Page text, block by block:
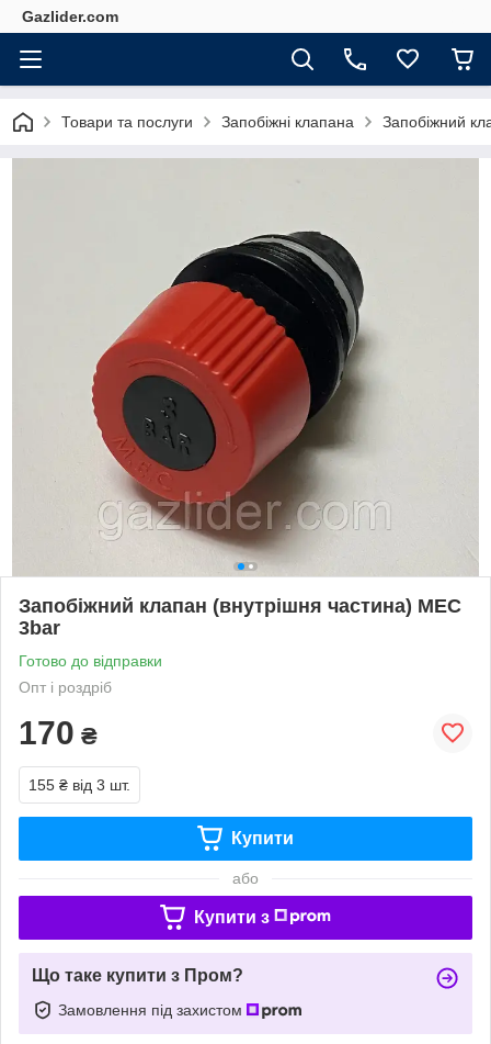
Gazlider.com
Товари та послуги Запобіжні клапана Запобіжний
Запобіжний клапан (внутрішня частина) MEC
3bar
Готово до відправки
Опт і роздріб
170 ₴
155 ₴ від 3 шт.
Купити
або
Купити з
Що таке купити з Пром?
Замовлення під захистом